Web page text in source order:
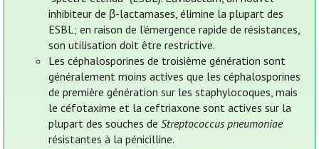
inhibiteur de β-lactamases, élimine la plupart des
ESBL; en raison de l’émergence rapide de résistances,
son utilisation doit être restrictive.
Les céphalosporines de troisième génération sont
généralement moins actives que les céphalosporines
de première génération sur les staphylocoques, mais
le céfotaxime et la ceftriaxone sont actives sur la
plupart des souches deStreptococcus pneumoniae
résistantes à la pénicilline.